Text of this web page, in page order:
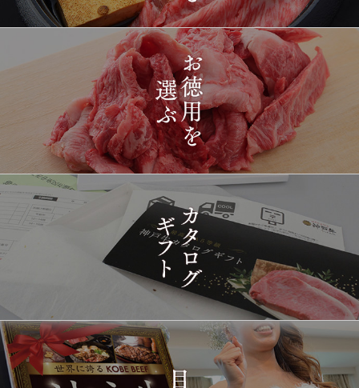
2026-
03-15
17:26:00
長野県
[ギフト] A5等級神戸牛
プレミアム霜降りももす
きやき 200g~1kg
1415
2026-
03-15
16:35:00
東京都
神戸牛目録 選べるセッ
ト ８千円
1416
2026-
03-15
14:10:00
[訳あり][家庭用] A5等級
神戸牛 フィレステーキ
1417
2026-
14:10:00
兵庫県
[家庭用] A5等級神戸牛
シャトーブリアンステー
キ 150ｇ(1枚)
2026-
12:23:00
東京都
神戸牛ギフトセット 1万
5千円 焼肉（肩ロース・
プレミアムもも）650g
1419
2026-
03-15
08:48:00
神戸牛カタログギフト
１万円